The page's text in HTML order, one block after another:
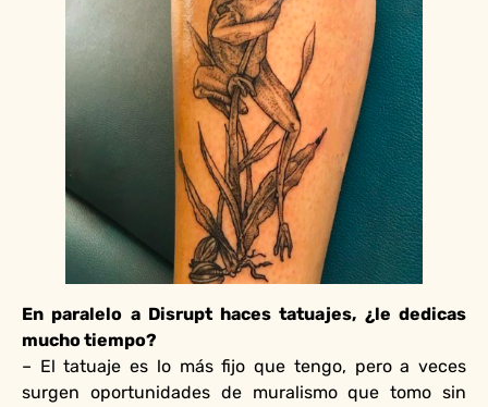
En paralelo a Disrupt haces tatuajes, ¿le dedicas
mucho tiempo?
– El tatuaje es lo más fijo que tengo, pero a veces
surgen oportunidades de muralismo que tomo sin